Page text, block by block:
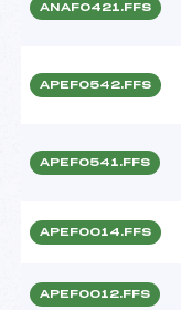
ANAF0421.FFS
APEF0542.FFS
APEF0541.FFS
APEF0014.FFS
APEF0012.FFS